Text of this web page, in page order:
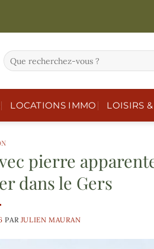
LOCATIONS IMMO LOISIRS
pierre
dans le Gers
PAR JULIEN MAURAN